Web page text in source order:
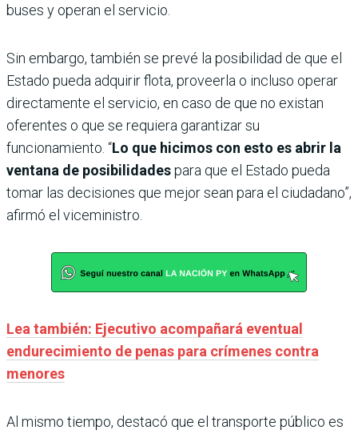
buses y operan el servicio.
Sin embargo, también se prevé la posibilidad de que el
Estado pueda adquirir flota, proveerla o incluso operar
directamente el servicio, en caso de que no existan
oferentes o que se requiera garantizar su
funcionamiento. “Lo que hicimos con esto es abrir la
ventana de posibilidadespara que el Estado pueda
tomar las decisiones que mejor sean para el ciudadano”,
afirmó el viceministro.
Lea también: Ejecutivo acompañará eventual
endurecimiento de penas para crímenes contra
menores
Al mismo tiempo, destacó que el transporte público es